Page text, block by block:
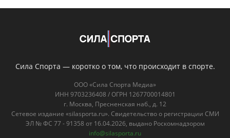
Сила Спорта — коротко о том, что происходит в спорте.
ООО «Сила Спорта Медиа»
ИНН 9703236408 / ОГРН 1267700014801
г. Москва, Пресненская наб., д. 12
Сетевое издание «silasporta.ru». Свидетельство о регистрации СМИ
ЭЛ № ФС 77 - 91358 от 16.04.2026, выдано Роскомнадзором
info@silasporta.ru